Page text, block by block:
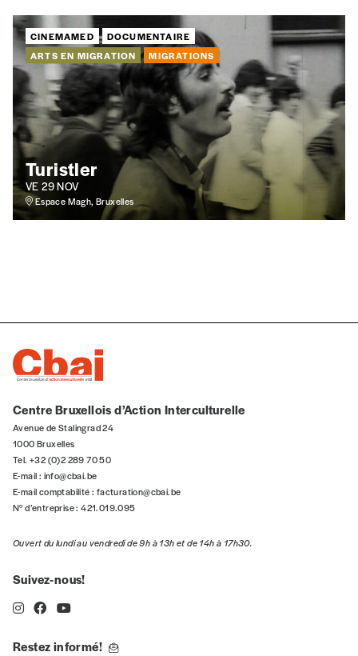
Cadeau
Faites découvrir l'Imagà un·e ami·e et offrez-lui un
J’offre un abonnement (5 numéros)
J’offre le(s) numéro(s)
Vos coordonnées
Organisation
TVA
Téléphone
E-mail
CINEMAMED
DOCUMENTAIRE
ARTS EN MIGRATION
MIGRATIONS
Turistler
VE 29 NOV
Espace Magh, Bruxelles
Centre Bruxellois d’Action Interculturelle
Avenue de Stalingrad 24
1000 Bruxelles
Tel. +32 (0)2 289 70 50
E-mail : info@cbai.be
E-mail comptabilité : facturation@cbai.be
N° d’entreprise : 421.019.095
Ouvert du lundi au vendredi de 9h à 13h et de 14h à 17h30.
Suivez-nous!
Restez informé!